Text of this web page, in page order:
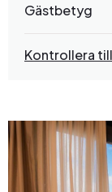
Gästbetyg
Kontrollera